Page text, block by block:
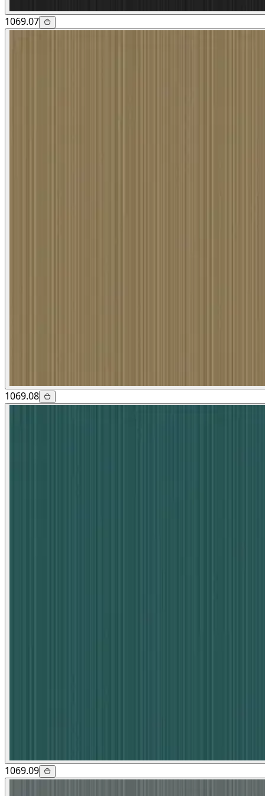
1069.07
1069.08
1069.09